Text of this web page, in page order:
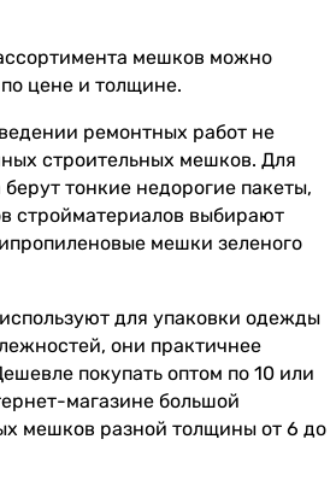
мешков можно
цене и толщине.
ремонтных работ не
строительных мешков. Для
тонкие недорогие пакеты,
стройматериалов выбирают
мешки зеленого
для упаковки одежды
они практичнее
покупать оптом по 10 или
магазине большой
мешков разной толщины от 6 до